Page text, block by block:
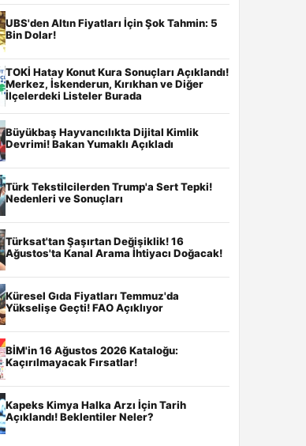
UBS'den Altın Fiyatları İçin Şok Tahmin: 5
Bin Dolar!
TOKİ Hatay Konut Kura Sonuçları Açıklandı!
Merkez, İskenderun, Kırıkhan ve Diğer
İlçelerdeki Listeler Burada
Büyükbaş Hayvancılıkta Dijital Kimlik
Devrimi! Bakan Yumaklı Açıkladı
Türk Tekstilcilerden Trump'a Sert Tepki!
Nedenleri ve Sonuçları
Türksat'tan Şaşırtan Değişiklik! 16
Ağustos'ta Kanal Arama İhtiyacı Doğacak!
Küresel Gıda Fiyatları Temmuz'da
Yükselişe Geçti! FAO Açıklıyor
BİM'in 16 Ağustos 2026 Kataloğu:
Kaçırılmayacak Fırsatlar!
Kapeks Kimya Halka Arzı İçin Tarih
Açıklandı! Beklentiler Neler?